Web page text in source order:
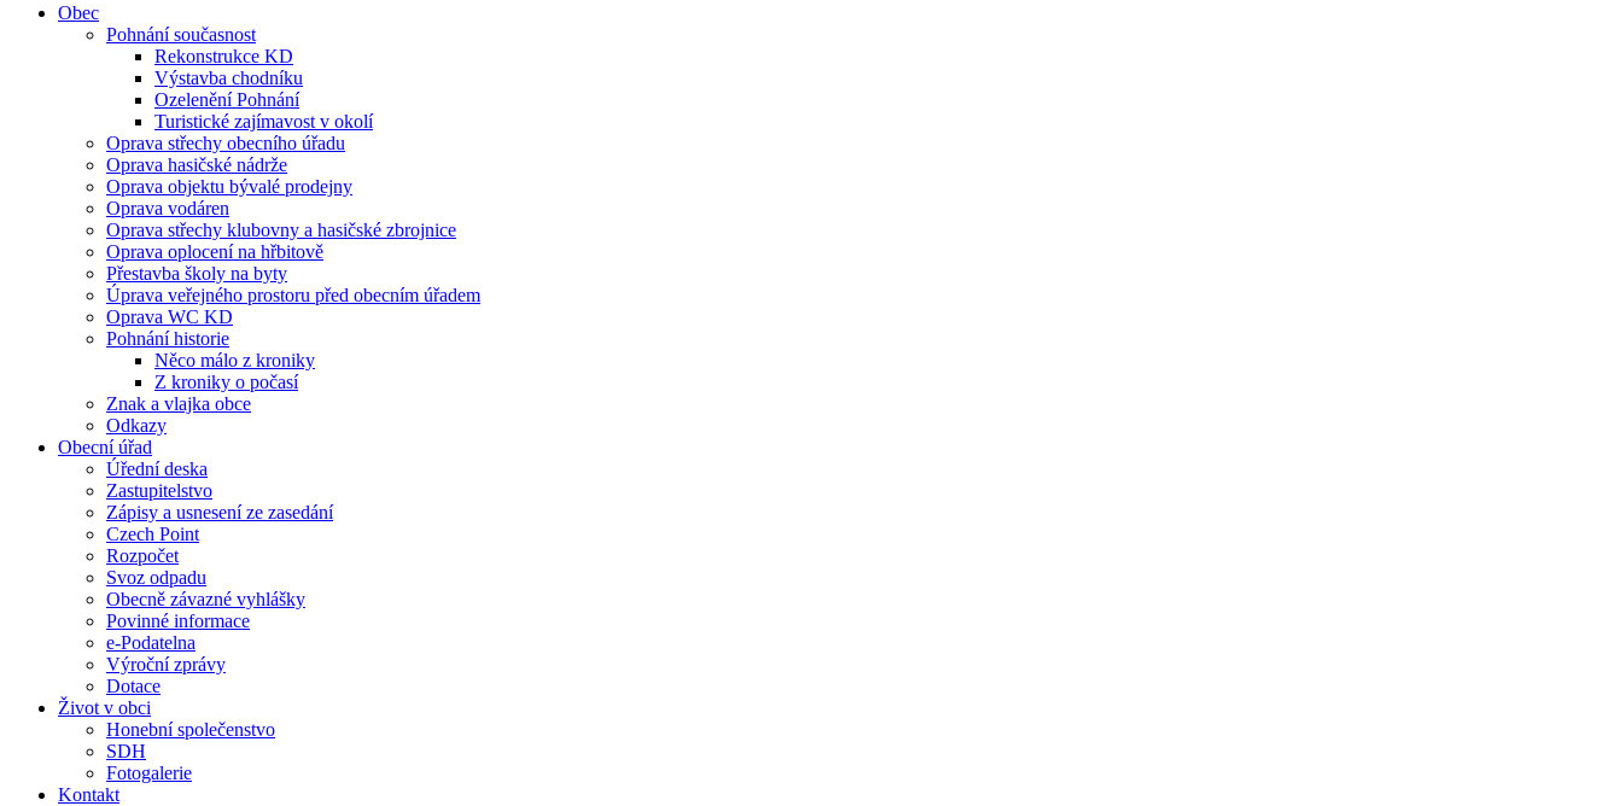
Obec
Pohnání současnost
Rekonstrukce KD
Výstavba chodníku
Ozelenění Pohnání
Turistické zajímavost v okolí
Oprava střechy obecního úřadu
Oprava hasičské nádrže
Oprava objektu bývalé prodejny
Oprava vodáren
Oprava střechy klubovny a hasičské zbrojnice
Oprava oplocení na hřbitově
Přestavba školy na byty
Úprava veřejného prostoru před obecním úřadem
Oprava WC KD
Pohnání historie
Něco málo z kroniky
Z kroniky o počasí
Znak a vlajka obce
Odkazy
Obecní úřad
Úřední deska
Zastupitelstvo
Zápisy a usnesení ze zasedání
Czech Point
Rozpočet
Svoz odpadu
Obecně závazné vyhlášky
Povinné informace
e-Podatelna
Výroční zprávy
Dotace
Život v obci
Honební společenstvo
SDH
Fotogalerie
Kontakt